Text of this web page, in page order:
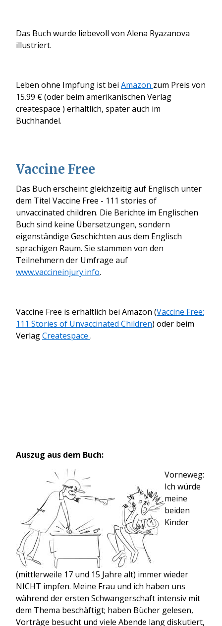
Das Buch wurde liebevoll von Alena Ryazanova
illustriert.
Leben ohne Impfung ist bei Amazon zum Preis von
15.99 € (oder beim amerikanischen Verlag
createspace ) erhältlich, später auch im
Buchhandel.
Vaccine Free
Das Buch erscheint gleichzeitig auf Englisch unter
dem Titel Vaccine Free - 111 stories of
unvaccinated children. Die Berichte im Englischen
Buch sind keine Übersetzungen, sondern
eigenständige Geschichten aus dem Englisch
sprachigen Raum. Sie stammen von den
Teilnehmern der Umfrage auf
www.vaccineinjury.info.
Vaccine Free is erhältlich bei Amazon (Vaccine Free:
111 Stories of Unvaccinated Children) oder beim
VerlagCreatespace .
Auszug aus dem Buch:
Vorneweg:
Ich würde
meine
beiden
Kinder
(mittlerweile 17 und 15 Jahre alt) immer wieder
NICHT impfen. Meine Frau und ich haben uns
während der ersten Schwangerschaft intensiv mit
dem Thema beschäftigt; haben Bücher gelesen,
Vorträge besucht und viele Abende lang diskutiert,